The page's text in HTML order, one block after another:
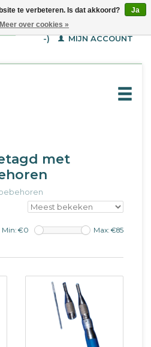
WINKELWAGEN (€--,-
-)
MIJN ACCOUNT
met
Min: €0 Max: €85
te verbeteren. Is dat akkoord?
Ja
Meer over cookies »